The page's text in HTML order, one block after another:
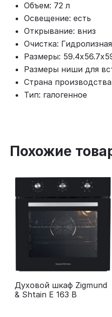
Объем: 72 л
Освещение: есть
Открывание: вниз
Очистка: Гидролизная
Размеры:
Размеры ниши для
Страна
Тип: галогенное
Похожие
Духовой шкаф Zigmund
& Shtain E 163 B